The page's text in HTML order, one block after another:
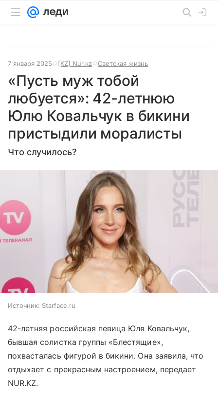
7 января 2025 [KZ] Nur.kz Светская жизнь
«Пусть муж тобой
любуется»: 42-летнюю
Юлю Ковальчук в бикини
пристыдили моралисты
Что случилось?
Источник: Starface.ru
42-летняя российская певица Юля Ковальчук,
бывшая солистка группы «Блестящие»,
похвасталась фигурой в бикини. Она заявила, что
отдыхает с прекрасным настроением, передает
NUR.KZ.